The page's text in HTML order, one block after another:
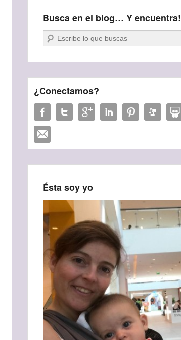
Busca en el blog… Y encuentra!
Buscar
¿Conectamos?
Ésta soy yo